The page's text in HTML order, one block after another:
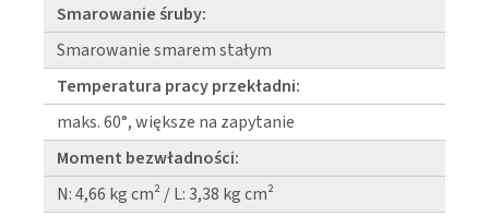
Smarowanie śruby:
Smarowanie smarem stałym
Temperatura pracy przekładni:
maks. 60°, większe na zapytanie
Moment bezwładności:
N: 4,66 kg cm² / L: 3,38 kg cm²